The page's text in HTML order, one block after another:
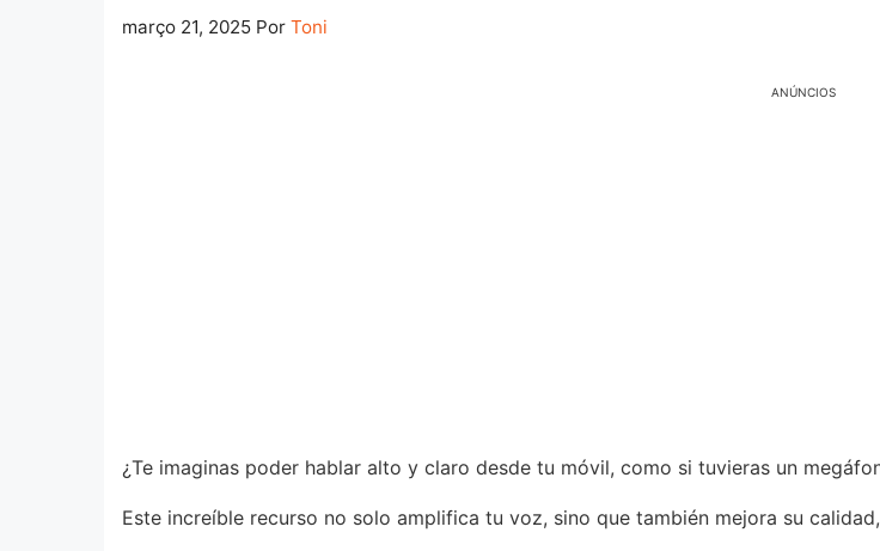
março 21, 2025 Por Toni
ANÚNCIOS
¿Te imaginas poder hablar alto y claro desde tu móvil, como si tuvieras un
Este increíble recurso no solo amplifica tu voz, sino que también mejora su